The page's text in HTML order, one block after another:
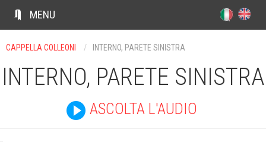
m MENU
Ç
PERCORSI
CAPPELLA COLLEONI / INTERNO, PARETE SINISTRA
INTERNO, PARETE SINISTRA
ASCOLTA L'AUDIO